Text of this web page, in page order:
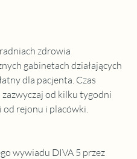
zdrowia
gabinetach działających
dla pacjenta. Czas
od kilku tygodni
od rejonu i placówki.
wywiadu DIVA 5 przez